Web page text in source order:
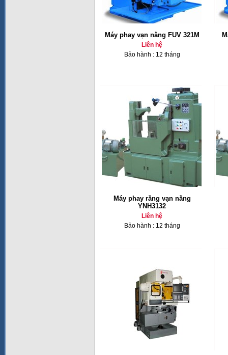
Máy phay vạn năng FUV 321M
Liên hệ
Bảo hành : 12 tháng
Máy phay răng vạn năng
YNH3132
Liên hệ
Bảo hành : 12 tháng